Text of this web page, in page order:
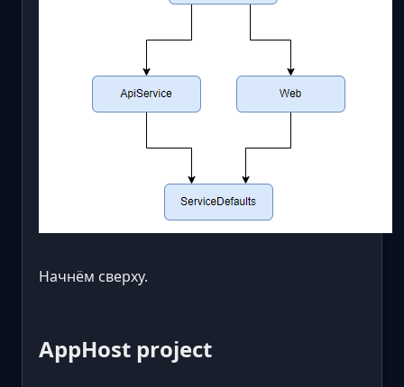
Начнём сверху.
AppHost project